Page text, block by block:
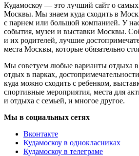
Кудамоскоу — это лучший сайт о
Москвы. Мы знаем куда сходить в
с парнем или большой компанией. У
события, музеи и выставки Москвы.
и их родителей, лучшие
места Москвы, которые обязательно
Мы советуем любые варианты отдыха
отдых в парках,
куда можно сходить с ребенком,
спортивные мероприятия, места для
и отдыха с семьей, и многое другое.
Мы в социальных сетях
Вконтакте
Кудамоскоу в однокласниках
Кудамоскоу в телеграме